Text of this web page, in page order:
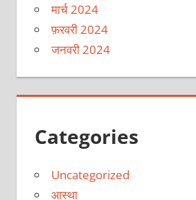
मार्च 2024
फ़रवरी 2024
जनवरी 2024
Categories
Uncategorized
आस्था